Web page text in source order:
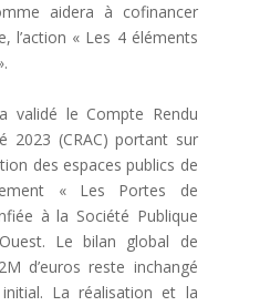
aidera à cofinancer
l’action « Les 4 éléments
validé le Compte Rendu
2023 (CRAC) portant sur
des espaces publics de
« Les Portes de
à la Société Publique
Le bilan global de
d’euros reste inchangé
La réalisation et la